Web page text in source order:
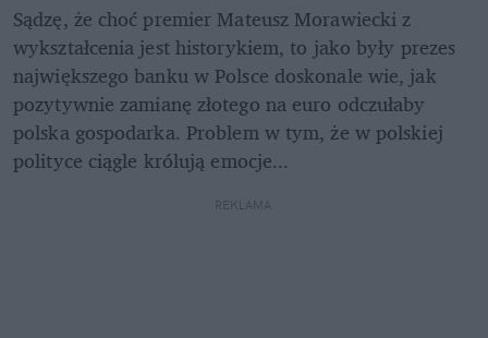
Sądzę, że choć premier Mateusz Morawiecki z
wykształcenia jest historykiem, to jako były prezes
największego banku w Polsce doskonale wie, jak
pozytywnie zamianę złotego na euro odczułaby
polska gospodarka. Problem w tym, że w polskiej
polityce ciągle królują emocje...
REKLAMA